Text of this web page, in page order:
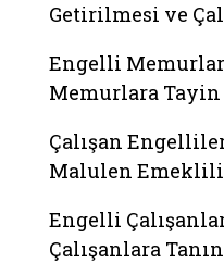
Getirilmesi ve
Engelli
Memurlara Tayin
Çalışan
Malulen
Engelli
Çalışanlara